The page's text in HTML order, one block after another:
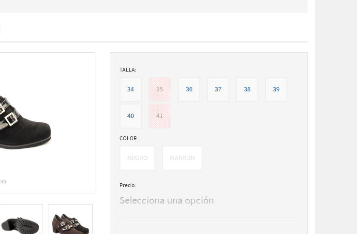
TALLA:
34 35 36 37 38 39
40 41
COLOR:
NEGRO MARRON
Precio:
Selecciona una opción